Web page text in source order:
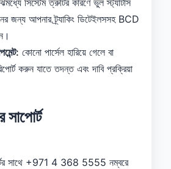
জন্য আপনার ট্র্যাকিং ডিটেইলসসহ BCD
কোনো পার্সেল হারিয়ে গেলে বা
করুন যাতে তদন্ত এবং দাবি প্রক্রিয়া
সাথে +971 4 368 5555 নম্বরে